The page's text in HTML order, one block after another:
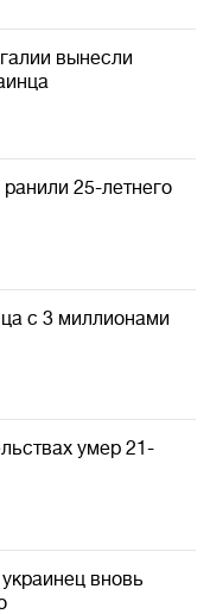
вынесли
25-летнего
с 3 миллионами
умер 21-
вновь